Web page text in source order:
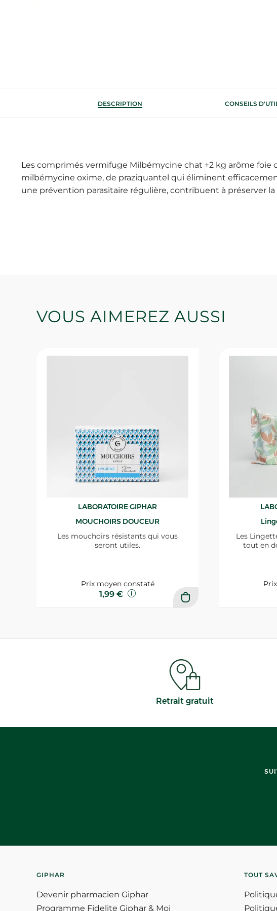
DESCRIPTION CONSEILS
Les comprimés vermifuge Milbémycine chat +2 kg arôme
milbémycine oxime, de praziquantel qui éliminent
une prévention parasitaire régulière, contribuent à préserver
VOUS AIMEREZ AUSSI
LABORATOIRE GIPHAR
MOUCHOIRS DOUCEUR
Les mouchoirs résistants qui vous
seront utiles.
Prix moyen constaté
1,99 €
Les
tout en
Retrait gratuit
GIPHAR
Devenir pharmacien Giphar
Programme Fidelite Giphar & Moi
TOUT